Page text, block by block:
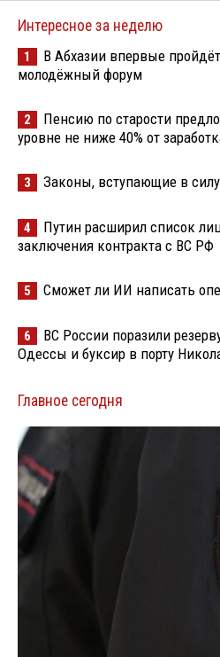
Интересное за неделю
1
В Абхазии впервые
молодёжный форум
2
Пенсию по старости
уровне не ниже 40% от
3 Законы, вступающие в силу
4
Путин расширил список
заключения контракта с ВС РФ
5 Сможет ли ИИ написать
6
ВС России поразили
Одессы и буксир в порту
Главное сегодня